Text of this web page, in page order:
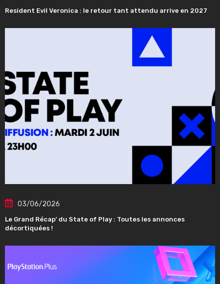
Resident Evil Veronica : le retour tant attendu arrive en 2027
03/06/2026
Le Grand Récap’ du State of Play : Toutes les annonces
décortiquées !